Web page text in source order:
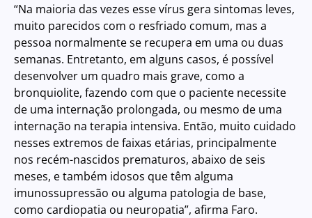
“Na maioria das vezes esse vírus gera sintomas leves,
muito parecidos com o resfriado comum, mas a
pessoa normalmente se recupera em uma ou duas
semanas. Entretanto, em alguns casos, é possível
desenvolver um quadro mais grave, como a
bronquiolite, fazendo com que o paciente necessite
de uma internação prolongada, ou mesmo de uma
internação na terapia intensiva. Então, muito cuidado
nesses extremos de faixas etárias, principalmente
nos recém-nascidos prematuros, abaixo de seis
meses, e também idosos que têm alguma
imunossupressão ou alguma patologia de base,
como cardiopatia ou neuropatia”, afirma Faro.